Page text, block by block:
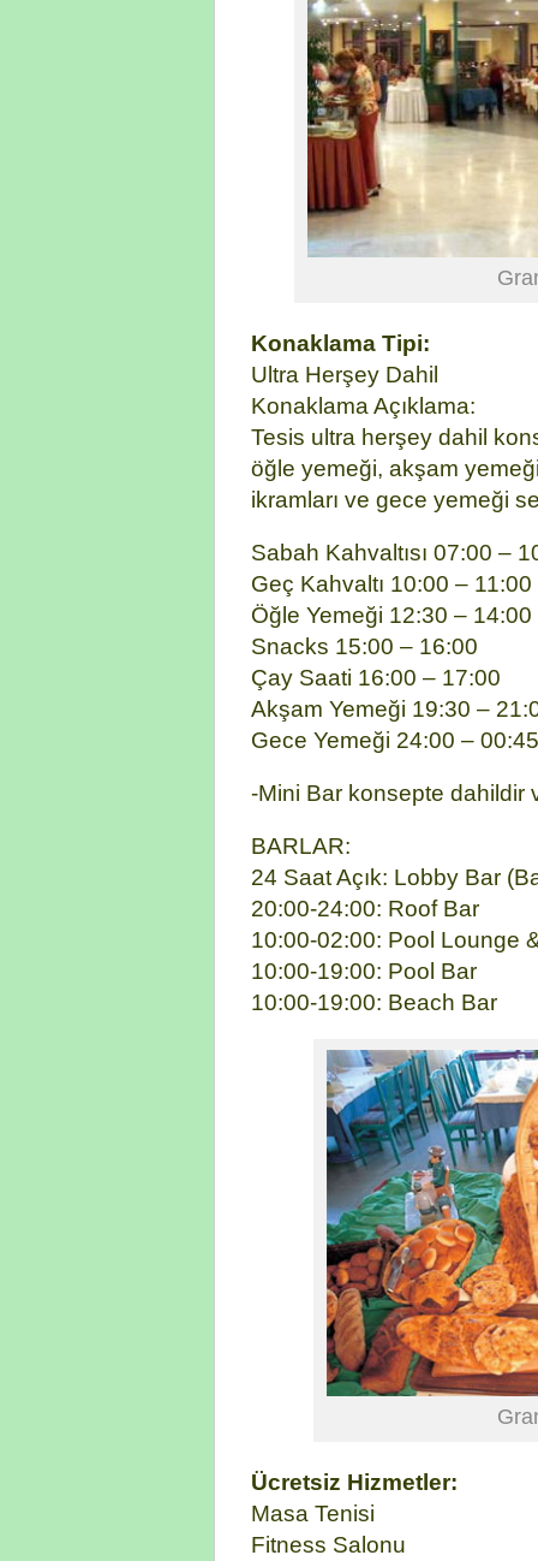
Konaklama Tipi:
Ultra Herşey Dahil
Konaklama Açıklama:
Tesis ultra herşey dahil
öğle yemeği, akşam
ikramları ve gece yemeği
Sabah Kahvaltısı 07:00 –
Geç Kahvaltı 10:00 – 11:00
Öğle Yemeği 12:30 – 14:00
Snacks 15:00 – 16:00
Çay Saati 16:00 – 17:00
Akşam Yemeği 19:30 –
Gece Yemeği 24:00 –
-Mini Bar konsepte dahildir
BARLAR:
24 Saat Açık: Lobby Bar
20:00-24:00: Roof Bar
10:00-02:00: Pool Lounge
10:00-19:00: Pool Bar
10:00-19:00: Beach Bar
Ücretsiz Hizmetler:
Masa Tenisi
Fitness Salonu